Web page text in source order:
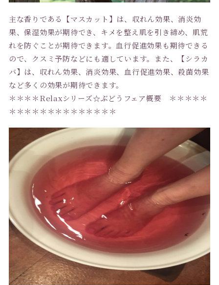
主な香りである【マスカット】は、収れん効果、消炎効
果、保湿効果が期待でき、キメを整え肌を引き締め、肌荒
れを防ぐことが期待できます。血行促進効果も期待できる
ので、クスミ予防などにも適しています。また、【シラカ
バ】は、収れん効果、消炎効果、血行促進効果、殺菌効果
など多くの効果が期待できます。
＊＊＊＊Relaxシリーズ☆ぶどうフェア概要 ＊＊＊＊＊
＊＊＊＊＊＊＊＊＊＊＊＊＊＊